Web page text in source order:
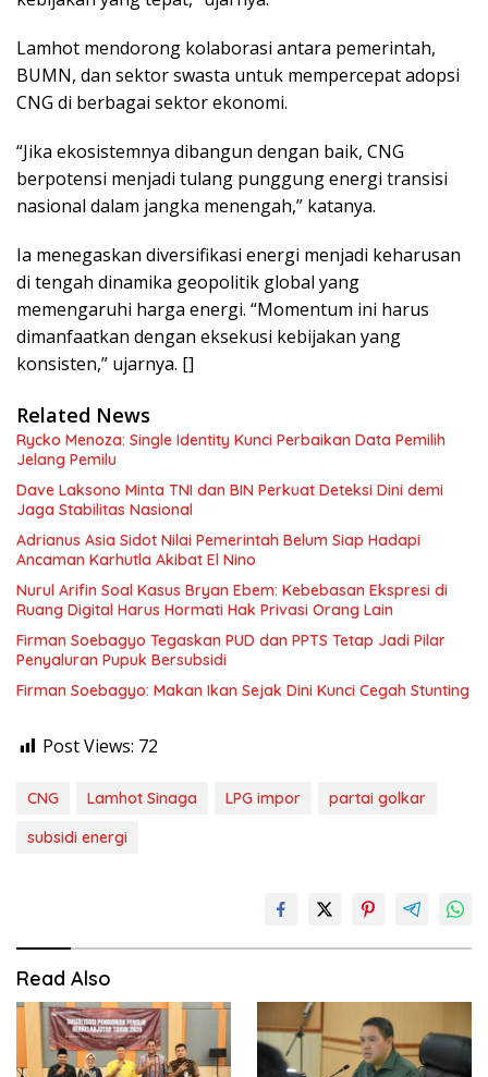
Lamhot mendorong kolaborasi antara pemerintah,
BUMN, dan sektor swasta untuk mempercepat adopsi
CNG di berbagai sektor ekonomi.
“Jika ekosistemnya dibangun dengan baik, CNG
berpotensi menjadi tulang punggung energi transisi
nasional dalam jangka menengah,” katanya.
Ia menegaskan diversifikasi energi menjadi keharusan
di tengah dinamika geopolitik global yang
memengaruhi harga energi. “Momentum ini harus
dimanfaatkan dengan eksekusi kebijakan yang
konsisten,” ujarnya. []
Related News
Rycko Menoza: Single Identity Kunci Perbaikan Data Pemilih
Jelang Pemilu
Dave Laksono Minta TNI dan BIN Perkuat Deteksi Dini demi
Jaga Stabilitas Nasional
Adrianus Asia Sidot Nilai Pemerintah Belum Siap Hadapi
Ancaman Karhutla Akibat El Nino
Nurul Arifin Soal Kasus Bryan Ebem: Kebebasan Ekspresi di
Ruang Digital Harus Hormati Hak Privasi Orang Lain
Firman Soebagyo Tegaskan PUD dan PPTS Tetap Jadi Pilar
Penyaluran Pupuk Bersubsidi
Firman Soebagyo: Makan Ikan Sejak Dini Kunci Cegah Stunting
Post Views: 72
CNG Lamhot Sinaga LPG impor
partai golkar
subsidi energi
Read Also